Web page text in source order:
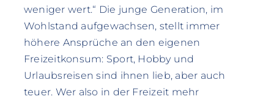
weniger wert.“ Die junge Generation, im
Wohlstand aufgewachsen, stellt immer
höhere Ansprüche an den eigenen
Freizeitkonsum: Sport, Hobby und
Urlaubsreisen sind ihnen lieb, aber auch
teuer. Wer also in der Freizeit mehr